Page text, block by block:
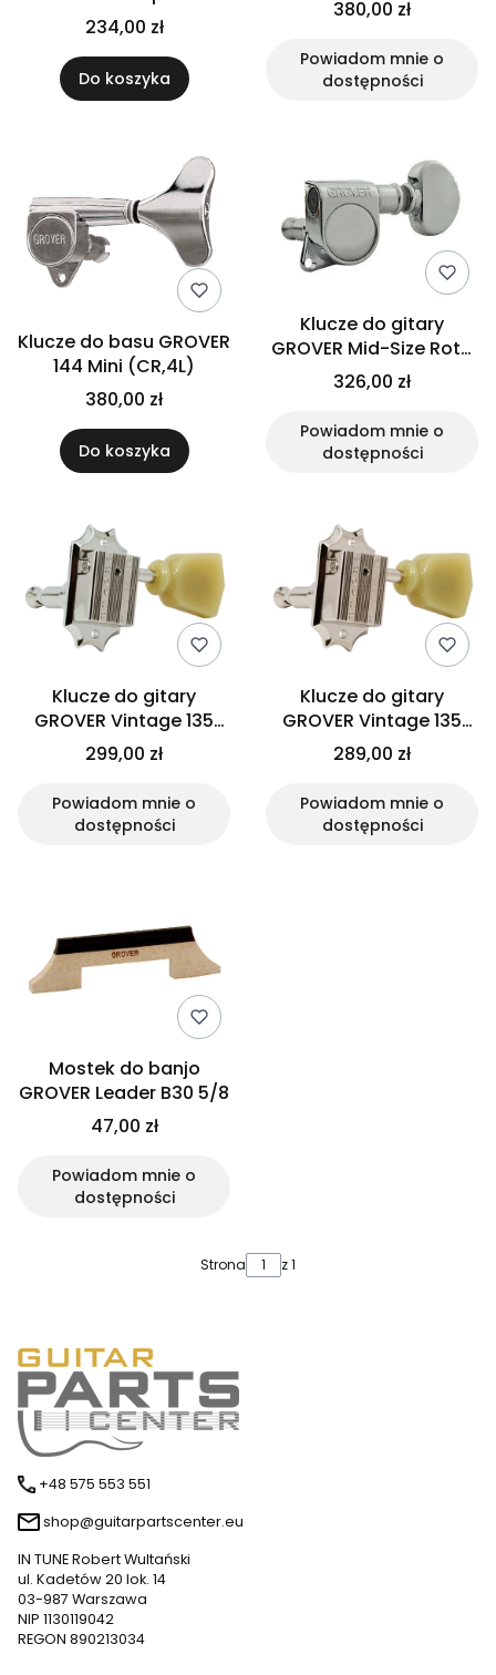
5str (N)
234,00 zł
Do koszyka
380,00 zł
Powiadom mnie o
dostępności
Klucze do basu GROVER
144 Mini (CR,4L)
380,00 zł
Do koszyka
Klucze do gitary
GROVER Mid-Size Roto
305 (CR,6L)
326,00 zł
Powiadom mnie o
dostępności
Klucze do gitary
GROVER Vintage 135
(CR,3+3)
299,00 zł
Powiadom mnie o
dostępności
Klucze do gitary
GROVER Vintage 135
(N,3+3)
289,00 zł
Powiadom mnie o
dostępności
Mostek do banjo
GROVER Leader B30 5/8
47,00 zł
Powiadom mnie o
dostępności
Strona z 1
+48 575 553 551
shop@guitarpartscenter.eu
IN TUNE Robert Wultański
ul. Kadetów 20 lok. 14
03-987 Warszawa
NIP 1130119042
REGON 890213034